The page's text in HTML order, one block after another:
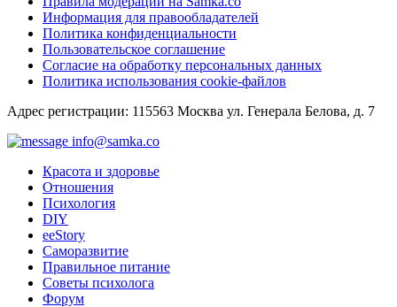
Информация для правообладателей
Политика конфиденциальности
Пользовательское соглашение
Согласие на обработку персональных данных
Политика использования cookie-файлов
Адрес регистрации: 115563 Москва ул. Генерала Белова, д. 7
info@samka.co
Красота и здоровье
Отношения
Психология
DIY
ееStory
Саморазвитие
Правильное питание
Советы психолога
Форум